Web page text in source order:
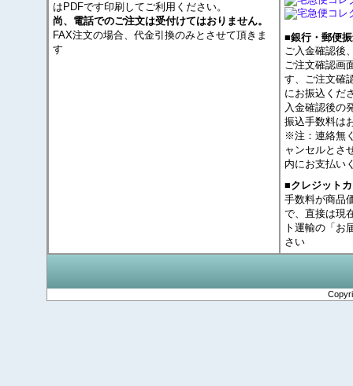
はPDFです印刷してご利用ください。
尚、電話でのご注文は受付けてはおりません。
FAX注文の場合、代金引換のみとさせて頂きま
す
■銀行・郵便
ご入金確認後
ご注文確認画
す、ご注文確
にお振込くだ
入金確認後の
振込手数料は
※注：連絡無
ャンセルとさ
内にお支払い
■クレジット
手数料が商品
で、直接は現
ト運輸の「お
さい